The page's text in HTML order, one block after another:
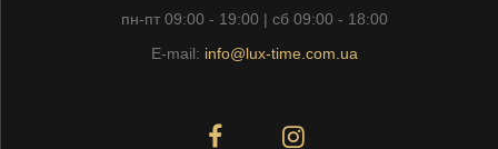
пн-пт 09:00 - 19:00 | сб 09:00 - 18:00
E-mail: info@lux-time.com.ua